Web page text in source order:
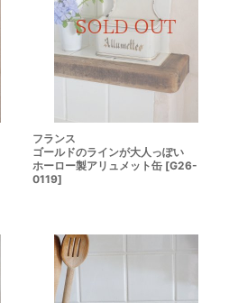
フランス
ゴールドのラインが大人っぽい
ホーロー製アリュメット缶 [G26-
0119]